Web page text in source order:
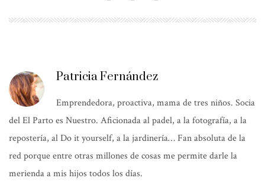
Patricia Fernández
Emprendedora, proactiva, mama de tres niños. Socia
del El Parto es Nuestro. Aficionada al padel, a la fotografía, a la
repostería, al Do it yourself, a la jardinería… Fan absoluta de la
red porque entre otras millones de cosas me permite darle la
merienda a mis hijos todos los días.